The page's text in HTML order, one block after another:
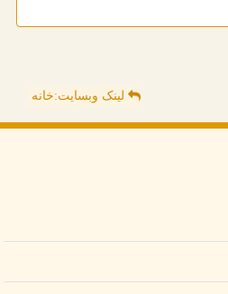
لینک وبسایت:خانه